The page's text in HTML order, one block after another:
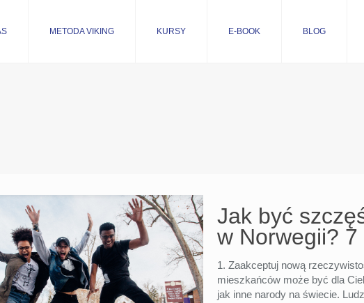
METODA VIKING KURSY E-BOOK BLOG
Jak być
w Norwegii?
1. Zaakceptuj nową
mieszkańców może być dla
jak inne narody na świecie.